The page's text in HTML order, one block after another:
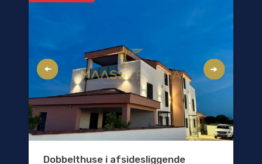
Dobbelthuse i afsidesliggende